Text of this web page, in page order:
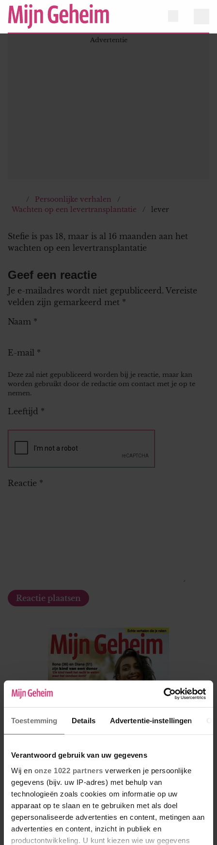
Toestemming Details Advertentie-instellingen
Verantwoord gebruik van uw gegevens
Wij en onze 1022 partners verwerken je persoonlijke
gegevens (bijv. uw IP-adres) met behulp van
technologieën zoals cookies om informatie op uw
apparaat op te slaan en te gebruiken met als doel
gepersonaliseerde advertenties en content, metingen aan
advertenties en content, inzicht in publiek en
productontwikkeling. U kunt kiezen wie uw gegevens
Persoonlijke verhalen
Wachten op een levertransplantatie
lever
Stefie is pas 18, maar is al 16 maanden aan het
wachten op een levertransplantatie
Geef een reactie
Je e-mailadres wordt niet gepubliceerd. Vereiste
velden zijn gemarkeerd met *
Naam *
E-mail *
Deze zal niet gepubliceerd worden bij je reactie, maar kan
worden gebruikt door de redactie om contact met je op te
nemen.
Leeftijd *
Reactie *
De nieuwe Mijn Geheim ligt nu in de winkel
Abonneren
Digitaal lezen